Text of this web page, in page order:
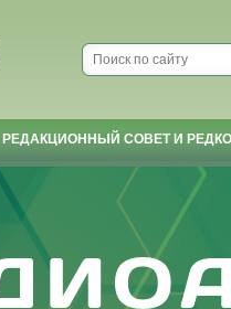
РЕДАКЦИОННЫЙ СОВЕТ И